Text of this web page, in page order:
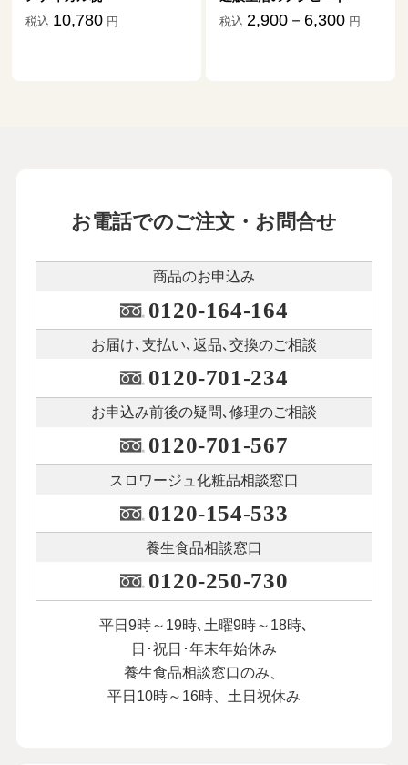
税込 2,900－6,300
祖だ」
お電話でのご注文・お問合せ
商品のお申込み
0120-164-164
お届け､支払い､ 返品､交換のご相談
0120-701-234
お申込み前後の疑問､修理のご相談
0120-701-567
スロワージュ化粧品相談窓口
0120-154-533
養生食品相談窓口
0120-250-730
平日9時～19時､土曜9時～18時､
日･祝日･年末年始休み
養生食品相談窓口のみ、
平日10時～16時、土日祝休み